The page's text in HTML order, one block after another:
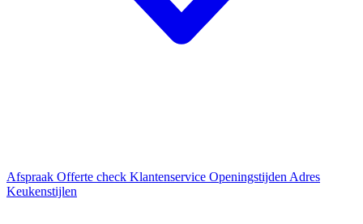
Afspraak Offerte check Klantenservice Openingstijden Adres
Keukenstijlen